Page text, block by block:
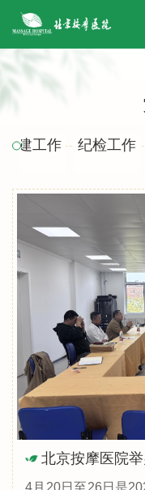
党建工作 纪检工作
4月20日至26日是